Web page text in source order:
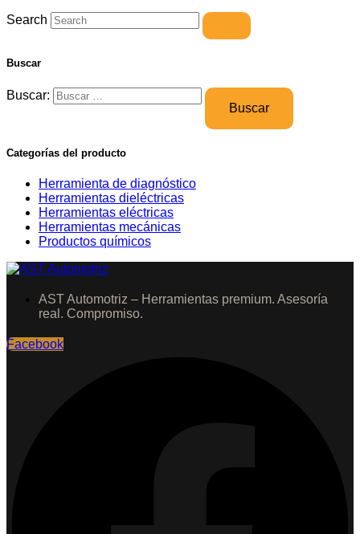
Search
Buscar
Buscar:
Categorías del producto
Herramienta de diagnóstico
Herramientas dieléctricas
Herramientas eléctricas
Herramientas mecánicas
Productos químicos
AST Automotriz – Herramientas premium. Asesoría
real. Compromiso.
Facebook